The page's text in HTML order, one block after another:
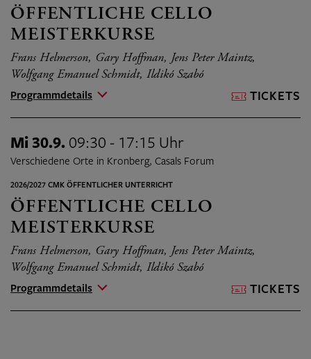
ÖFFENTLICHE CELLO
MEISTERKURSE
Frans Helmerson, Gary Hoffman, Jens Peter Maintz,
Wolfgang Emanuel Schmidt, Ildikó Szabó
Programmdetails TICKETS
Mi 30.9. 09:30 - 17:15 Uhr
Verschiedene Orte in Kronberg, Casals Forum
2026/2027 CMK ÖFFENTLICHER UNTERRICHT
ÖFFENTLICHE CELLO
MEISTERKURSE
Frans Helmerson, Gary Hoffman, Jens Peter Maintz,
Wolfgang Emanuel Schmidt, Ildikó Szabó
Programmdetails TICKETS